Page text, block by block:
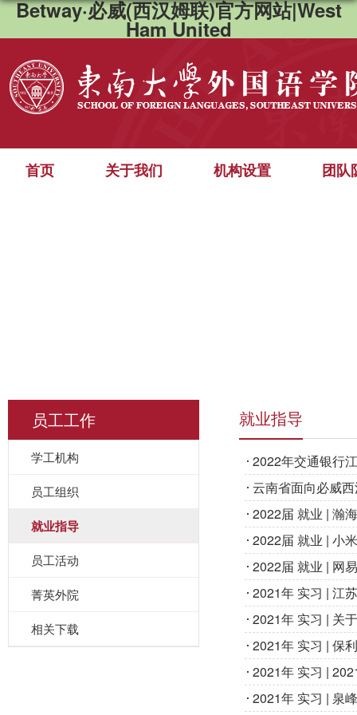
Betway·必威(西汉姆联)官方网站|West
Ham United
首页 关于我们 机构设置 团队
员工工作
学工机构
员工组织
就业指导
员工活动
菁英外院
相关下载
就业指导
2022年交通银行
云南省面向必威
2022届 就业 | 瀚
2022届 就业 | 小
2022届 就业 | 网
2021年 实习 | 江
2021年 实习 | 关
2021年 实习 | 保
2021年 实习 |
2021年 实习 | 泉